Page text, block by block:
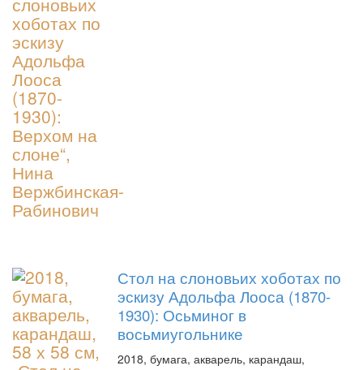
Стол на слоновьих хоботах по
эскизу Адольфа Лооса (1870-
1930): Осьминог в
восьмиугольнике
2018, бумага, акварель, карандаш,